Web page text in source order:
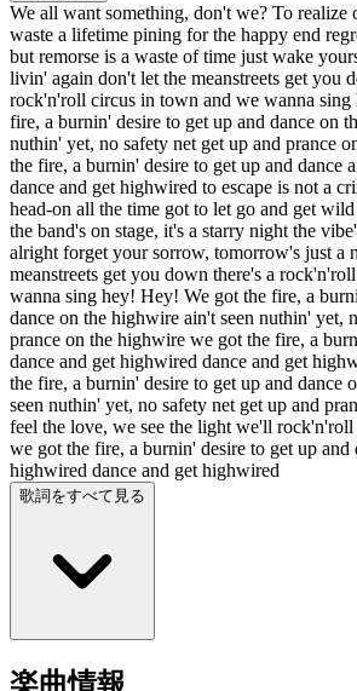
We all want something, don't we? To realize
waste a lifetime pining for the happy end
but remorse is a waste of time just wake
livin' again don't let the meanstreets get you
rock'n'roll circus in town and we wanna
fire, a burnin' desire to get up and dance on
nuthin' yet, no safety net get up and prance
the fire, a burnin' desire to get up and dance
dance and get highwired to escape is not a
head-on all the time got to let go and get
the band's on stage, it's a starry night the
alright forget your sorrow, tomorrow's just a
meanstreets get you down there's a
wanna sing hey! Hey! We got the fire, a
dance on the highwire ain't seen nuthin' yet,
prance on the highwire we got the fire, a
dance and get highwired dance and get
the fire, a burnin' desire to get up and dance
seen nuthin' yet, no safety net get up and
feel the love, we see the light we'll
we got the fire, a burnin' desire to get up and
highwired dance and get highwired
歌詞をすべて見る
楽曲情報